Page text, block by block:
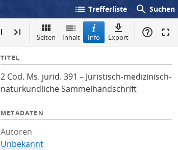
list Trefferliste search Suchen
Seiten Inhalt Info Export
I
f
o
TITEL
2 Cod. Ms. jurid. 391 – Juristisch-medizinisch-
naturkundliche Sammelhandschrift
METADATEN
Autoren
Unbekannt